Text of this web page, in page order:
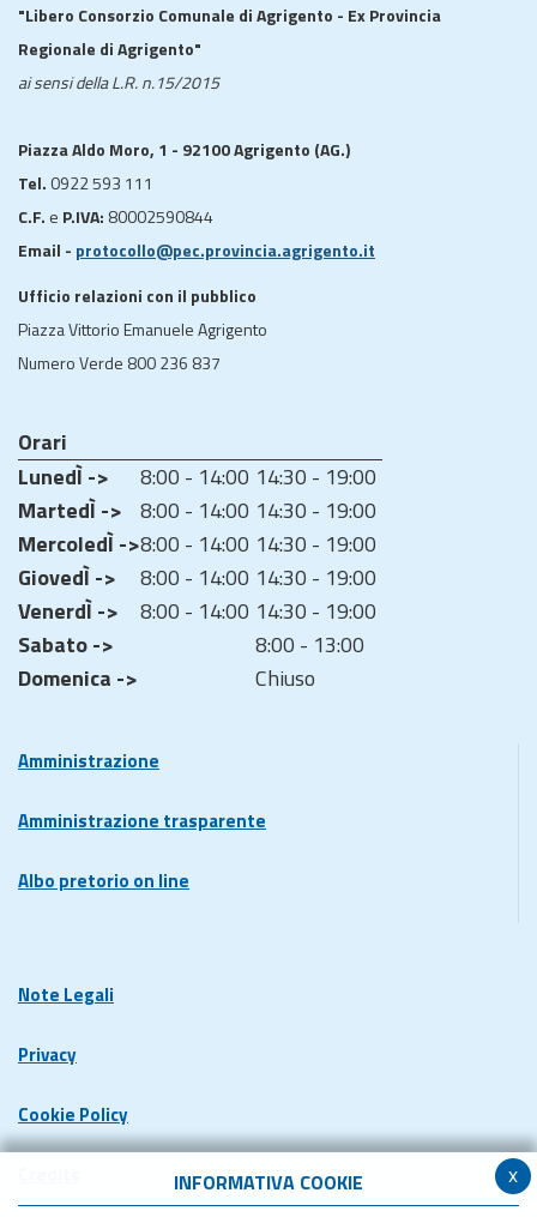
x
INFORMATIVA COOKIE
"Libero Consorzio Comunale di Agrigento - Ex Provincia
Regionale di Agrigento"
ai sensi della L.R. n.15/2015
Piazza Aldo Moro, 1 - 92100 Agrigento (AG.)
Tel. 0922 593 111
C.F. e P.IVA: 80002590844
Email - protocollo@pec.provincia.agrigento.it
Ufficio relazioni con il pubblico
Piazza Vittorio Emanuele Agrigento
Numero Verde 800 236 837
Orari
LunedÌ ->
8:00 - 14:00 14:30 - 19:00
MartedÌ -> 8:00 - 14:00 14:30 - 19:00
MercoledÌ ->8:00 - 14:00 14:30 - 19:00
GiovedÌ ->
8:00 - 14:00 14:30 - 19:00
VenerdÌ ->
8:00 - 14:00 14:30 - 19:00
Sabato ->
8:00 - 13:00
Domenica ->
Chiuso
Amministrazione
Amministrazione trasparente
Albo pretorio on line
Note Legali
Privacy
Cookie Policy